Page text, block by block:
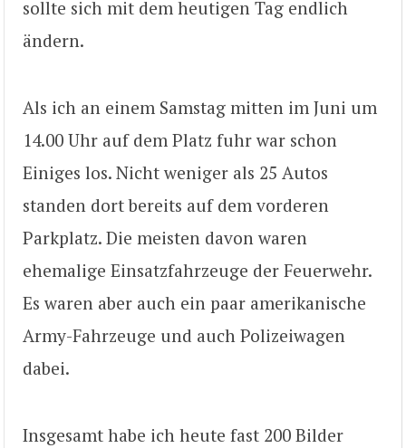
sollte sich mit dem heutigen Tag endlich
ändern.
Als ich an einem Samstag mitten im Juni um
14.00 Uhr auf dem Platz fuhr war schon
Einiges los. Nicht weniger als 25 Autos
standen dort bereits auf dem vorderen
Parkplatz. Die meisten davon waren
ehemalige Einsatzfahrzeuge der Feuerwehr.
Es waren aber auch ein paar amerikanische
Army-Fahrzeuge und auch Polizeiwagen
dabei.
Insgesamt habe ich heute fast 200 Bilder